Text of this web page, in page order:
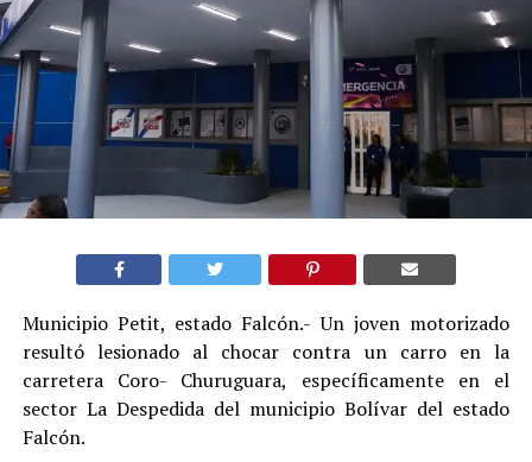
Municipio Petit, estado Falcón.- Un joven motorizado
resultó lesionado al chocar contra un carro en la
carretera Coro- Churuguara, específicamente en el
sector La Despedida del municipio Bolívar del estado
Falcón.